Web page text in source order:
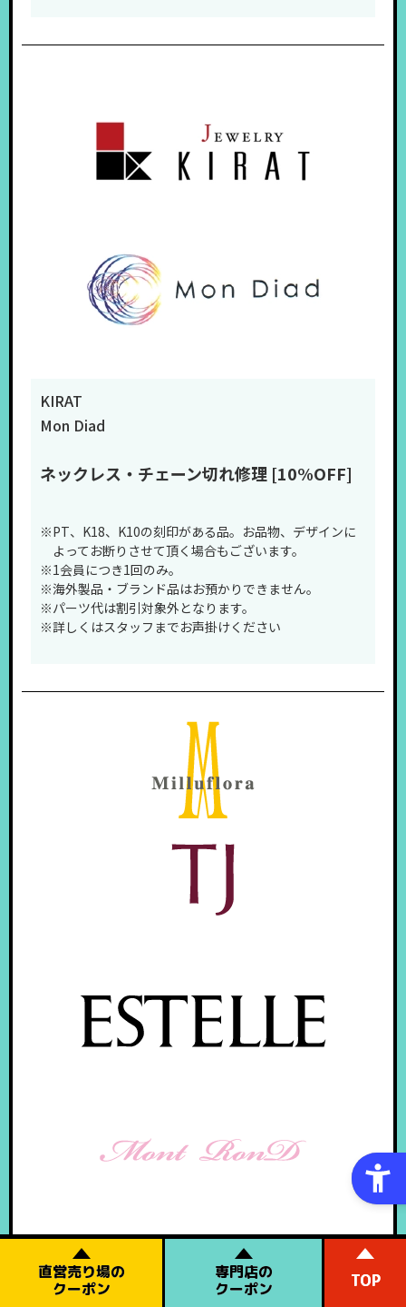
直営売り場の
クーポン
専門店の
クーポン
TOP
KIRAT
Mon Diad
ネックレス・チェーン切れ修理 [10%OFF]
※PT、K18、K10の刻印がある品。お品物、デザインに
よってお断りさせて頂く場合もございます。
※1会員につき1回のみ。
※海外製品・ブランド品はお預かりできません。
※パーツ代は割引対象外となります。
※詳しくはスタッフまでお声掛けください
ミルフローラ
TJ